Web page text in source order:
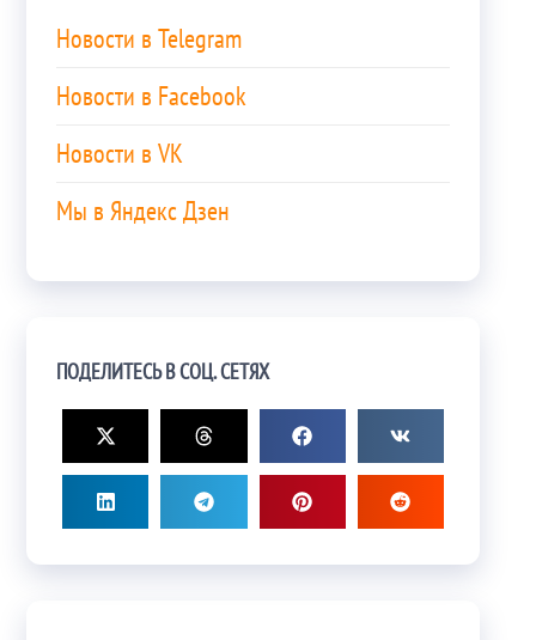
Новости в Telegram
Новости в Facebook
Новости в VK
Мы в Яндекс Дзен
ПОДЕЛИТЕСЬ В СОЦ. СЕТЯХ